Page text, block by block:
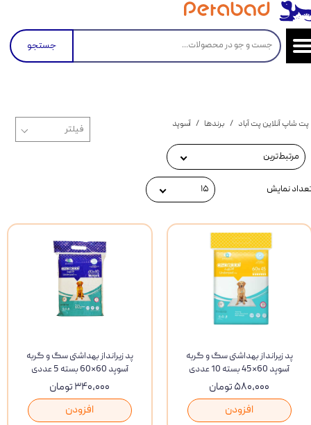
جستجو
پت شاپ آنلاین پت آباد برندها آسوپد
مرتبط‌ترین
نمایش ۱۵
پد زیرانداز بهداشتی سگ و گربه
آسوپد 60*45 بسته 10 عددی
۵۸۰,۰۰۰ تومان
افزودن
پد زیرانداز بهداشتی سگ و گربه
آسوپد 60*60 بسته 5 عددی
۳۴۰,۰۰۰ تومان
افزودن